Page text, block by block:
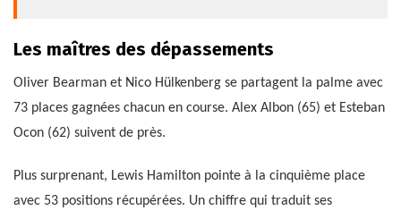
Les maîtres des dépassements
Oliver Bearman et Nico Hülkenberg se partagent la palme avec
73 places gagnées chacun en course. Alex Albon (65) et Esteban
Ocon (62) suivent de près.
Plus surprenant, Lewis Hamilton pointe à la cinquième place
avec 53 positions récupérées. Un chiffre qui traduit ses